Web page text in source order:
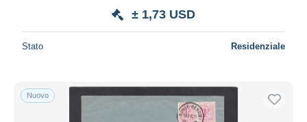
± 1,73 USD
Stato Residenziale
Nuovo